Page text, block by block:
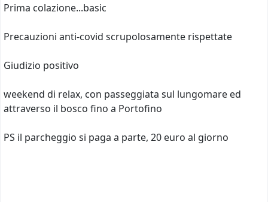
Prima colazione...basic
Precauzioni anti-covid scrupolosamente rispettate
Giudizio positivo
weekend di relax, con passeggiata sul lungomare ed
attraverso il bosco fino a Portofino
PS il parcheggio si paga a parte, 20 euro al giorno